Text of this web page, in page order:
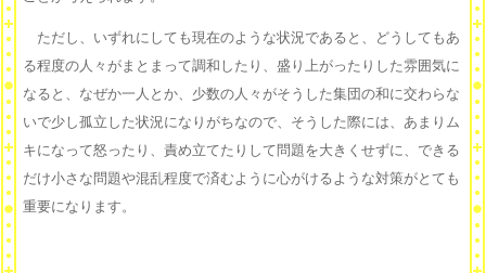
ただし、いずれにしても現在のような状況であると、どうしてもあ
る程度の人々がまとまって調和したり、盛り上がったりした雰囲気に
なると、なぜか一人とか、少数の人々がそうした集団の和に交わらな
いで少し孤立した状況になりがちなので、そうした際には、あまりム
キになって怒ったり、責め立てたりして問題を大きくせずに、できる
だけ小さな問題や混乱程度で済むように心がけるような対策がとても
重要になります。